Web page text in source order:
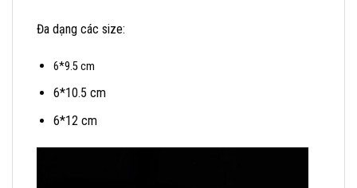
Đa dạng các size:
6*9.5 cm
6*10.5 cm
6*12 cm